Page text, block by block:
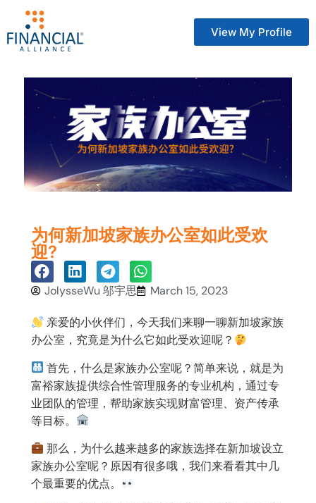
View My Profile
为何新加坡家族办公室如此受欢
迎?
JolysseWu 邬宇思 March 15, 2023
亲爱的小伙伴们，今天我们来聊一聊新加坡家族
办公室，究竟是为什么它如此受欢迎呢？
首先，什么是家族办公室呢？简单来说，就是为
富裕家族提供综合性管理服务的专业机构，通过专
业团队的管理，帮助家族实现财富管理、资产传承
等目标。
那么，为什么越来越多的家族选择在新加坡设立
家族办公室呢？原因有很多哦，我们来看看其中几
个最重要的优点。